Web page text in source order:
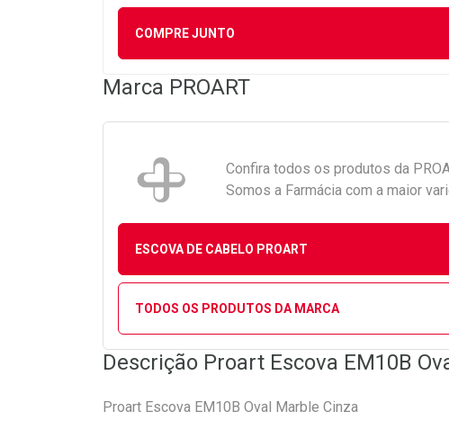
COMPRE JUNTO
Marca PROART
Confira todos os produtos da
Somos a Farmácia com a maior
ESCOVA DE CABELO PROART
TODOS OS PRODUTOS DA MARCA
Descrição Proart Escova EM10B
Proart Escova EM10B Oval Marble Cinza